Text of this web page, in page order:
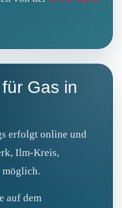
Gas in
erfolgt online und
Ilm-Kreis,
möglich.
auf dem